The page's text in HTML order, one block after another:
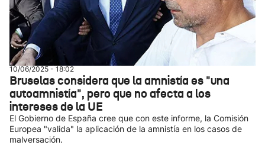
10/06/2025 - 18:02
Bruselas considera que la amnistía es "una
autoamnistía", pero que no afecta a los
intereses de la UE
El Gobierno de España cree que con este informe, la Comisión
Europea "valida" la aplicación de la amnistía en los casos de
malversación.